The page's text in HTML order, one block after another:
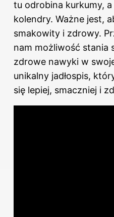
tu odrobina kurkumy,
kolendry. Ważne jest,
smakowity i zdrowy.
nam możliwość stania
zdrowe nawyki w
unikalny jadłospis,
się lepiej, smaczniej i